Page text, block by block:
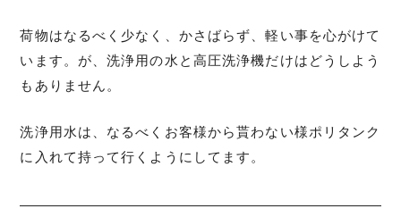
荷物はなるべく少なく、かさばらず、軽い事を心がけて
います。が、洗浄用の水と高圧洗浄機だけはどうしよう
もありません。
洗浄用水は、なるべくお客様から貰わない様ポリタンク
に入れて持って行くようにしてます。